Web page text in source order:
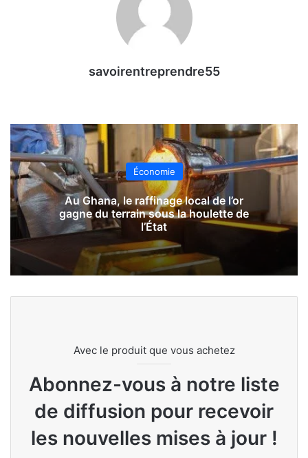
savoirentreprendre55
Économie
Au Ghana, le raffinage local de l’or
gagne du terrain sous la houlette de
l’État
Avec le produit que vous achetez
Abonnez-vous à notre liste
de diffusion pour recevoir
les nouvelles mises à jour !